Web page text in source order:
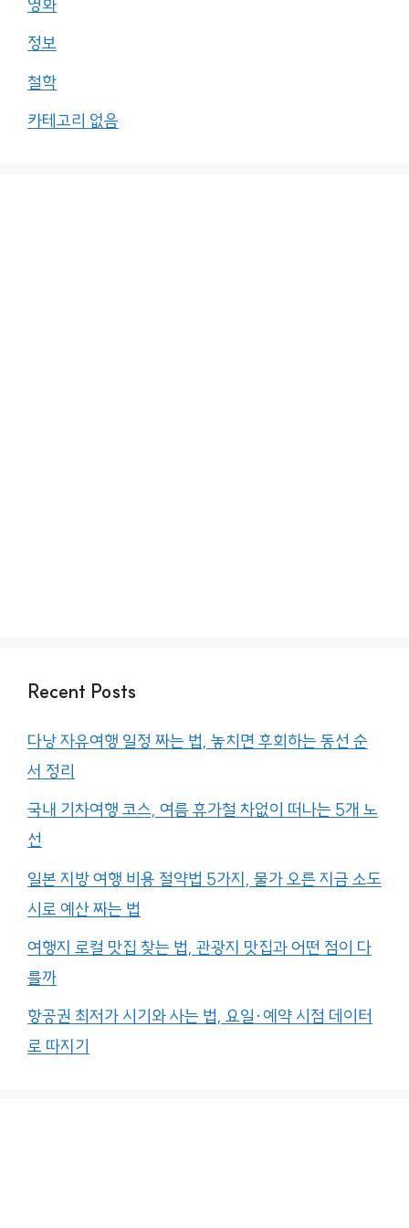
영화
정보
철학
카테고리 없음
Recent Posts
다낭 자유여행 일정 짜는 법, 놓치면 후회하는 동선 순
서 정리
국내 기차여행 코스, 여름 휴가철 차없이 떠나는 5개 노
선
일본 지방 여행 비용 절약법 5가지, 물가 오른 지금 소도
시로 예산 짜는 법
여행지 로컬 맛집 찾는 법, 관광지 맛집과 어떤 점이 다
를까
항공권 최저가 시기와 사는 법, 요일·예약 시점 데이터
로 따지기